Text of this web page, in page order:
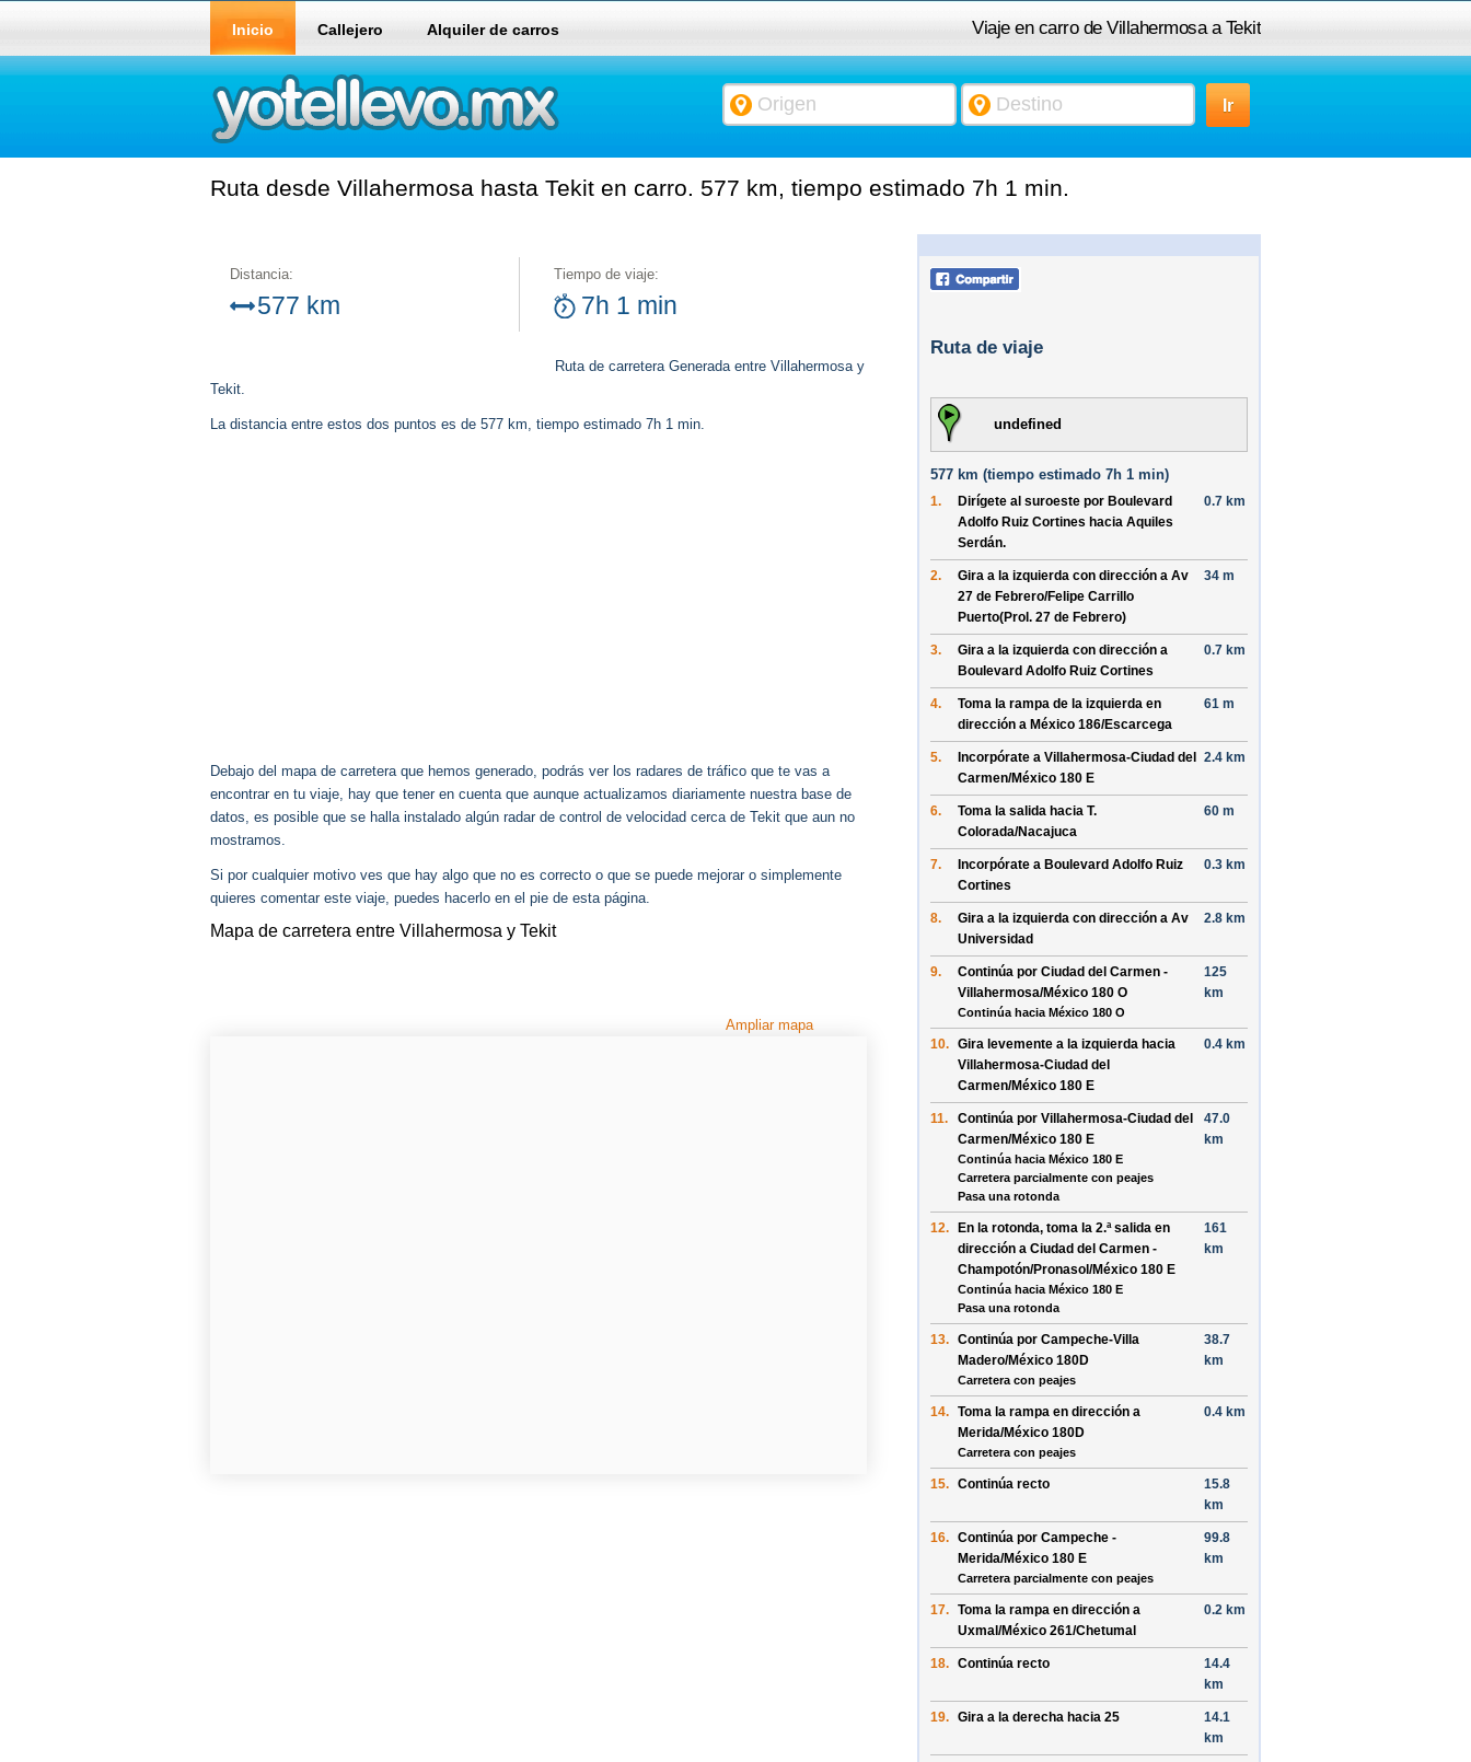
Viaje en carro de Villahermosa a Tekit
Inicio Callejero Alquiler de carros
Ruta desde Villahermosa hasta Tekit en carro. 577 km, tiempo estimado 7h 1 min.
Distancia:
577 km
Tiempo de viaje:
7h 1 min
Ruta de carretera Generada entre Villahermosa y
Tekit.
La distancia entre estos dos puntos es de 577 km, tiempo estimado 7h 1 min.
Debajo del mapa de carretera que hemos generado, podrás ver los radares de tráfico que te vas a
encontrar en tu viaje, hay que tener en cuenta que aunque actualizamos diariamente nuestra base de
datos, es posible que se halla instalado algún radar de control de velocidad cerca de Tekit que aun no
mostramos.
Si por cualquier motivo ves que hay algo que no es correcto o que se puede mejorar o simplemente
quieres comentar este viaje, puedes hacerlo en el pie de esta página.
Mapa de carretera entre Villahermosa y Tekit
Ampliar mapa
Ruta de viaje
undefined
577 km (tiempo estimado 7h 1 min)
1. Dirígete al suroeste por Boulevard
Adolfo Ruiz Cortines hacia Aquiles
Serdán.
0.7 km
2. Gira a la izquierda con dirección a Av
27 de Febrero/Felipe Carrillo
Puerto(Prol. 27 de Febrero)
34 m
3. Gira a la izquierda con dirección a
Boulevard Adolfo Ruiz Cortines
0.7 km
4. Toma la rampa de la izquierda en
dirección a México 186/Escarcega
61 m
5. Incorpórate a Villahermosa-Ciudad del
Carmen/México 180 E
2.4 km
6. Toma la salida hacia T.
Colorada/Nacajuca
60 m
7. Incorpórate a Boulevard Adolfo Ruiz
Cortines
0.3 km
8. Gira a la izquierda con dirección a Av
Universidad
2.8 km
9. Continúa por Ciudad del Carmen -
Villahermosa/México 180 O
Continúa hacia México 180 O
125
km
10. Gira levemente a la izquierda hacia
Villahermosa-Ciudad del
Carmen/México 180 E
0.4 km
11. Continúa por Villahermosa-Ciudad del
Carmen/México 180 E
Continúa hacia México 180 E
Carretera parcialmente con peajes
Pasa una rotonda
47.0
km
12. En la rotonda, toma la 2.ªsalida en
dirección a Ciudad del Carmen -
Champotón/Pronasol/México 180 E
Continúa hacia México 180 E
Pasa una rotonda
161
km
13. Continúa por Campeche-Villa
Madero/México 180D
Carretera con peajes
38.7
km
14. Toma la rampa en dirección a
Merida/México 180D
Carretera con peajes
0.4 km
15. Continúa recto
15.8
km
16. Continúa por Campeche -
Merida/México 180 E
Carretera parcialmente con peajes
99.8
km
17. Toma la rampa en dirección a
Uxmal/México 261/Chetumal
0.2 km
18. Continúa recto
14.4
km
19. Gira a la derecha hacia 25
14.1
km